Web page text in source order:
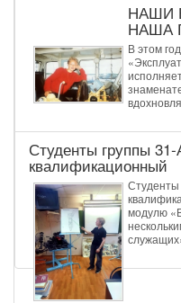
НАШИ
НАША
В этом
Студенты группы
квалификационный
Студенты
модулю